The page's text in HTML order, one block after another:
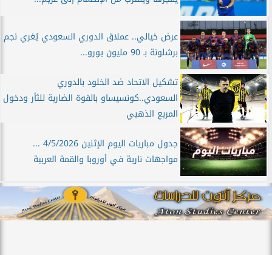
عرض خيالي.. عملاق الدوري السعودي يُغري نجم
برشلونة بـ 90 مليون يورو...
تشكيل الاتحاد ضد الخلود بالدوري
السعودي..كونسيساو بالقوة الضاربة للثأر ودخول
المربع الذهبي
جدول مباريات اليوم الإثنين 4/5/2026 ...
مواجهات نارية في أوروبا والقمة العربية